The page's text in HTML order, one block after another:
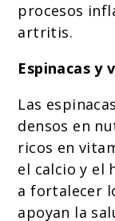
procesos
artritis.
Espinacas y
Las
densos en
ricos en
el calcio y el
a fortalecer
apoyan la